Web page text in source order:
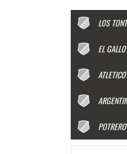
LOS
EL
ATLETICO
POTRERO